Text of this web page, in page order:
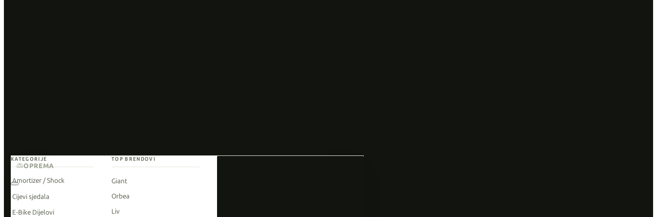
KATEGORIJE
Amortizer / Shock
Cijevi sjedala
E-Bike Dijelovi
TOP BRENDOVI
Giant
Orbea
Liv
OPREMA